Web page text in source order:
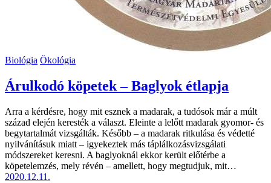
Biológia Ökológia
Árulkodó köpetek – Baglyok étlapja
Arra a kérdésre, hogy mit esznek a madarak, a tudósok már a múlt
század elején keresték a választ. Eleinte a lelőtt madarak gyomor- és
begytartalmát vizsgálták. Később – a madarak ritkulása és védetté
nyilvánításuk miatt – igyekeztek más táplálkozásvizsgálati
módszereket keresni. A baglyoknál ekkor került előtérbe a
köpetelemzés, mely révén – amellett, hogy megtudjuk, mit…
2020.12.11.